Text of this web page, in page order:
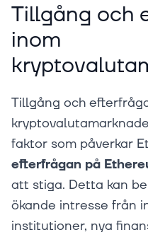
Tillgång och
inom
Tillgång och
faktor som påverkar
efterfrågan på
att stiga. Detta kan
ökande intresse från
institutioner, nya